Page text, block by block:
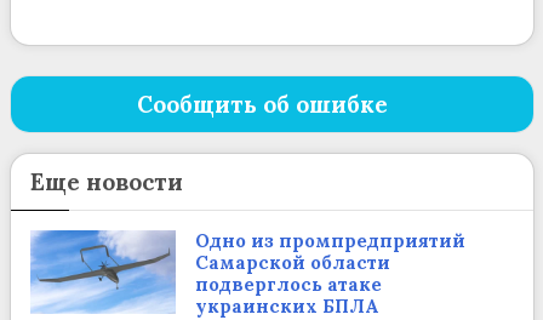
Сообщить об ошибке
Еще новости
Одно из промпредприятий
Самарской области
подверглось атаке
украинских БПЛА